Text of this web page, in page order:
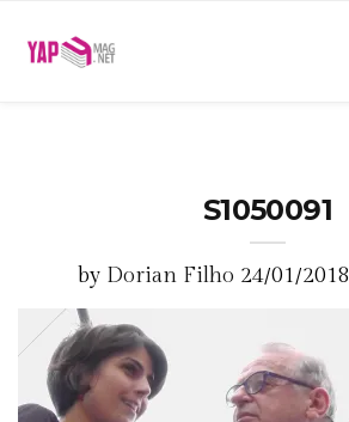
S1050091
by Dorian Filho 24/01/2018